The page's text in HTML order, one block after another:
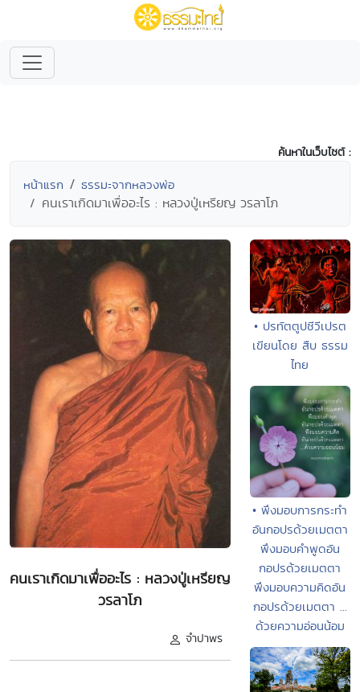
ค้นหาในเว็บไซต์ :
หน้าแรก ธรรมะจากหลวงพ่อ
คนเราเกิดมาเพื่ออะไร : หลวงปู่เหรียญ วรลาโภ
คนเราเกิดมาเพื่ออะไร : หลวงปู่เหรียญ
วรลาโภ
จำปาพร
• ปรทัตตูปชีวีเปรต
เขียนโดย สืบ ธรรม
ไทย
• พึงมอบการกระทำ
อันกอปรด้วยเมตตา
พึงมอบคำพูดอัน
กอปรด้วยเมตตา
พึงมอบความคิดอัน
กอปรด้วยเมตตา ...
ด้วยความอ่อนน้อม